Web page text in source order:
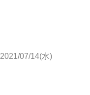
2021/07/14(水)